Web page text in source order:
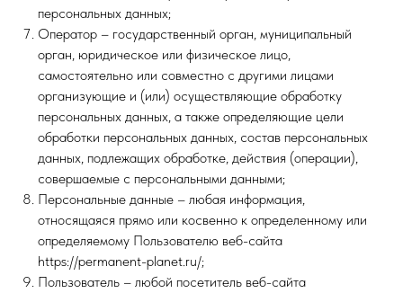
персональных данных;
Оператор – государственный орган, муниципальный
орган, юридическое или физическое лицо,
самостоятельно или совместно с другими лицами
организующие и (или) осуществляющие обработку
персональных данных, а также определяющие цели
обработки персональных данных, состав персональных
данных, подлежащих обработке, действия (операции),
совершаемые с персональными данными;
Персональные данные – любая информация,
относящаяся прямо или косвенно к определенному или
определяемому Пользователю веб-сайта
https://permanent-planet.ru/;
Пользователь – любой посетитель веб-сайта